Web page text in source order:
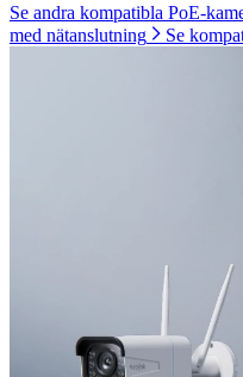
Se andra kompatibla PoE-
med nätanslutning
Se